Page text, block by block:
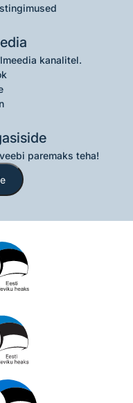
kanalitel.
paremaks teha!